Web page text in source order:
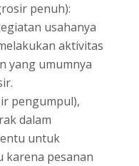
penuh):
usahanya
aktivitas
yang umumnya
pengumpul),
dalam
untuk
karena pesanan